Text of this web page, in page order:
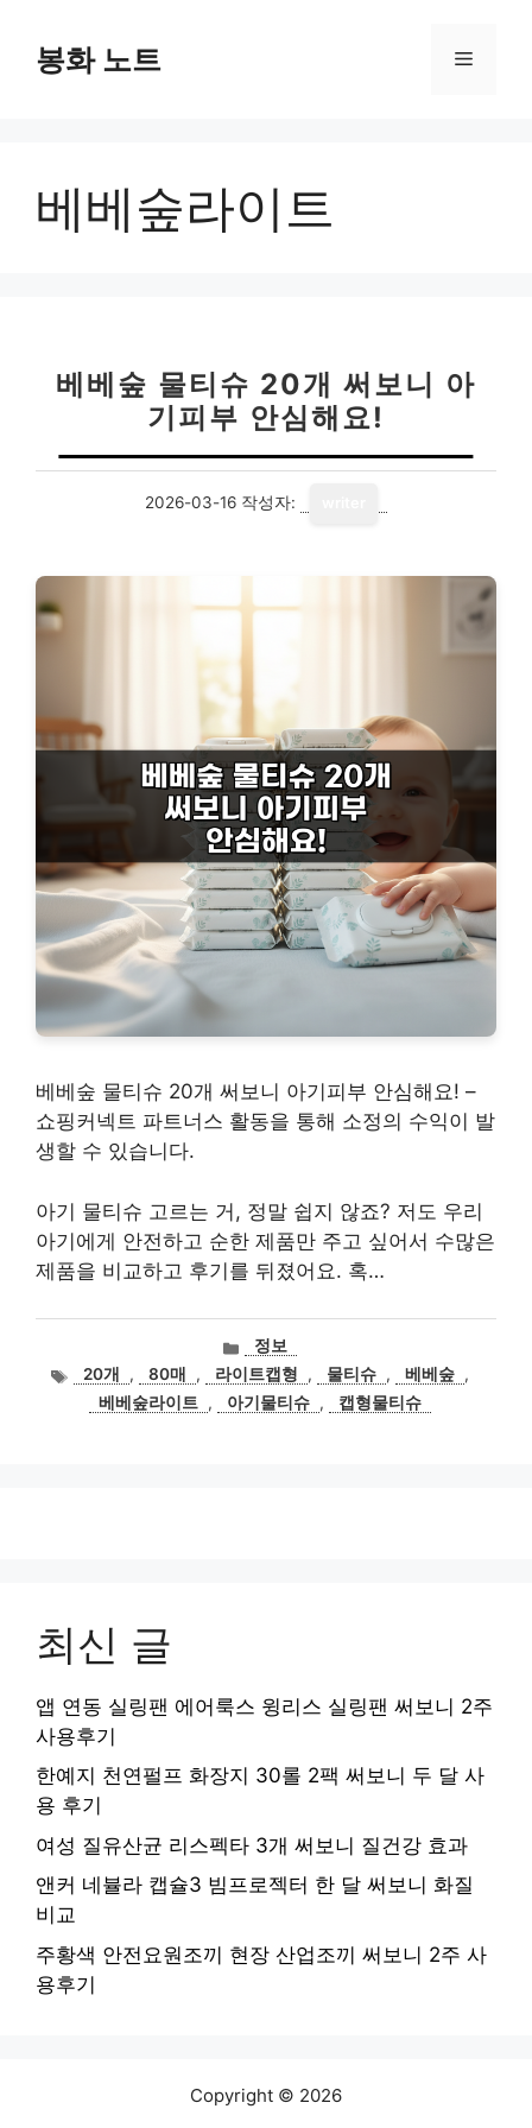
봉화 노트 메
베베숲라이트
베베숲 물티슈 20개 써보니 아
기피부 안심해요!
2026-03-16 작성자:
베베숲 물티슈 20개 써보니 아기피부 안심해요! –
쇼핑커넥트 파트너스 활동을 통해 소정의 수익이 발
생할 수 있습니다.
아기 물티슈 고르는 거, 정말 쉽지 않죠? 저도 우리
아기에게 안전하고 순한 제품만 주고 싶어서 수많은
제품을 비교하고 후기를 뒤졌어요. 혹…
카
테
고
리
정보
태20개 , 80매 , 라이트캡형 , 물티슈 , 베베숲 ,
베베숲라이트 , 아기물티슈 , 캡형물티슈
최신 글
앱 연동 실링팬 에어룩스 윙리스 실링팬 써보니 2주
사용후기
한예지 천연펄프 화장지 30롤 2팩 써보니 두 달 사
용 후기
여성 질유산균 리스펙타 3개 써보니 질건강 효과
앤커 네뷸라 캡슐3 빔프로젝터 한 달 써보니 화질
비교
주황색 안전요원조끼 현장 산업조끼 써보니 2주 사
용후기
Copyright © 2026